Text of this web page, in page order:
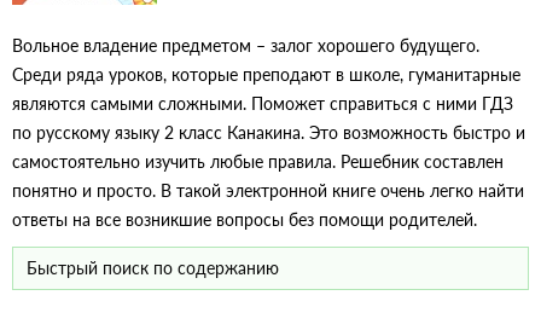
Вольное владение предметом – залог хорошего будущего.
Среди ряда уроков, которые преподают в школе, гуманитарные
являются самыми сложными. Поможет справиться с ними ГДЗ
по русскому языку 2 класс Канакина. Это возможность быстро и
самостоятельно изучить любые правила. Решебник составлен
понятно и просто. В такой электронной книге очень легко найти
ответы на все возникшие вопросы без помощи родителей.